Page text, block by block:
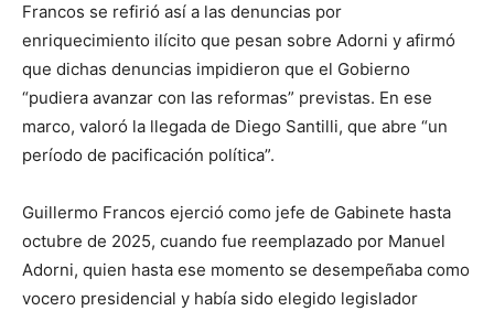
Francos se refirió así a las denuncias por
enriquecimiento ilícito que pesan sobre Adorni y afirmó
que dichas denuncias impidieron que el Gobierno
“pudiera avanzar con las reformas” previstas. En ese
marco, valoró la llegada de Diego Santilli, que abre “un
período de pacificación política”.
Guillermo Francos ejerció como jefe de Gabinete hasta
octubre de 2025, cuando fue reemplazado por Manuel
Adorni, quien hasta ese momento se desempeñaba como
vocero presidencial y había sido elegido legislador